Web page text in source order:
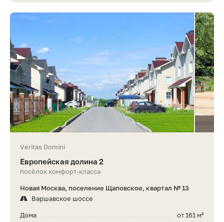
Veritas Domini
Европейская долина 2
посёлок комфорт-класса
Новая Москва, поселение Щаповское, квартал № 13
Варшавское шоссе
от 161 м²
Дома